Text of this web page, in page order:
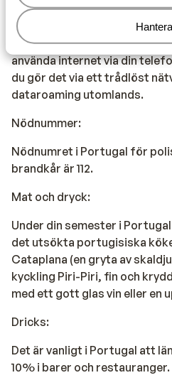
Hantera
rekommenderar att du
möjligt på grund av de höga
leverantör om detta innan du
använda internet via din
du gör det via ett trådlöst
dataroaming utomlands.
Nödnummer:
Nödnumret i Portugal för
brandkår är 112.
Mat och dryck:
Under din semester i
det utsökta portugisiska
Cataplana (en gryta av
kyckling Piri-Piri, fin och
med ett gott glas vin eller en
Dricks:
Det är vanligt i Portugal att
10% i barer och restauranger.